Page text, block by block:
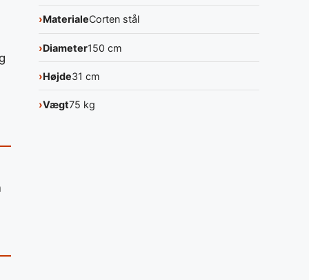
MaterialeCorten stål
Diameter150 cm
Højde31 cm
Vægt75 kg